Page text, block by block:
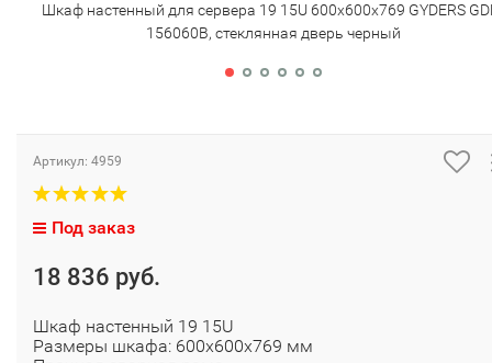
Шкаф настенный для сервера 19 15U 600х600х769 GYDERS
156060B, стеклянная дверь черный
Артикул: 4959
Под заказ
18 836 руб.
Шкаф настенный 19 15U
Размеры шкафа: 600х600х769 мм